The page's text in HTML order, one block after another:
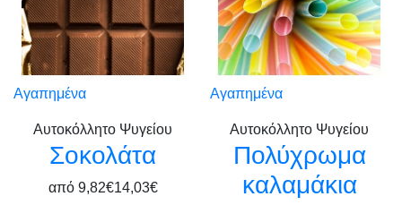
Αγαπημένα
Αυτοκόλλητο Ψυγείου
Σοκολάτα
από 9,82€14,03€
Αγαπημένα
Αυτοκόλλητο Ψυγείου
Πολύχρωμα
καλαμάκια